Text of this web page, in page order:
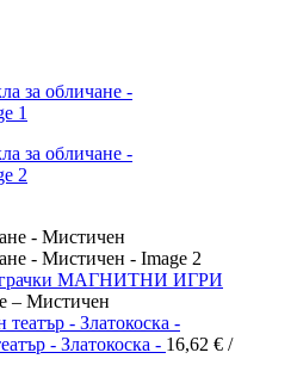
МАГНИТНИ ИГРИ
– Мистичен
- Златокоска - 16,62 € /